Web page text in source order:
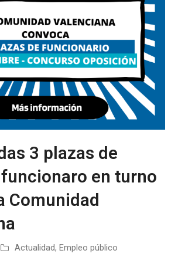
3 plazas de
en turno
Comunidad
Actualidad,Empleo público